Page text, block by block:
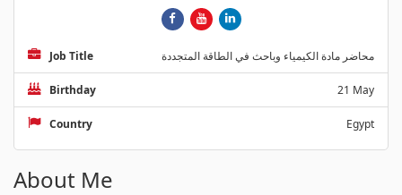
Job Title محاضر مادة الكيمياء وباحث في الطاقة المتجددة
Birthday 21 May
Country Egypt
About Me